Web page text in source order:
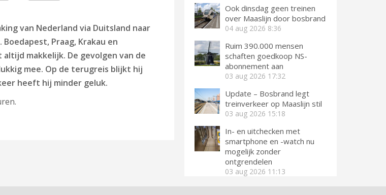
van Nederland via Duitsland naar
Praag, Krakau en
makkelijk. De gevolgen van de
mee. Op de terugreis blijkt hij
heeft hij minder geluk.
Ook dinsdag geen treinen
over Maaslijn door bosbrand
04 aug 2026 8:36
Ruim 390.000 mensen
schaften goedkoop NS-
abonnement aan
03 aug 2026 17:32
Update – Bosbrand legt
treinverkeer op Maaslijn stil
03 aug 2026 15:18
In- en uitchecken met
smartphone en -watch nu
mogelijk zonder
ontgrendelen
03 aug 2026 11:13